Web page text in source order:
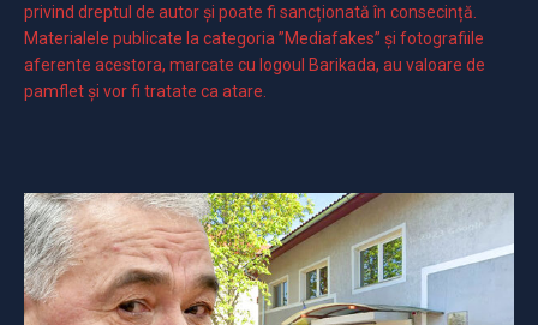
privind dreptul de autor și poate fi sancționată în consecință.
Materialele publicate la categoria ”Mediafakes” și fotografiile
aferente acestora, marcate cu logoul Barikada, au valoare de
pamflet și vor fi tratate ca atare.